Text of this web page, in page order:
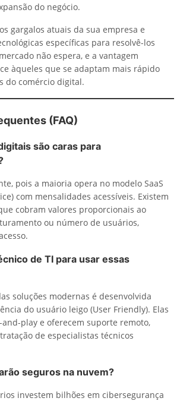
do negócio.
gargalos atuais da sua empresa e
específicas para resolvê-los
não espera, e a vantagem
àqueles que se adaptam mais rápido
do comércio digital.
(FAQ)
são caras para
pois a maioria opera no modelo SaaS
com mensalidades acessíveis. Existem
cobram valores proporcionais ao
ou número de usuários,
de TI para usar essas
soluções modernas é desenvolvida
do usuário leigo (User Friendly). Elas
play e oferecem suporte remoto,
de especialistas técnicos
seguros na nuvem?
investem bilhões em cibersegurança